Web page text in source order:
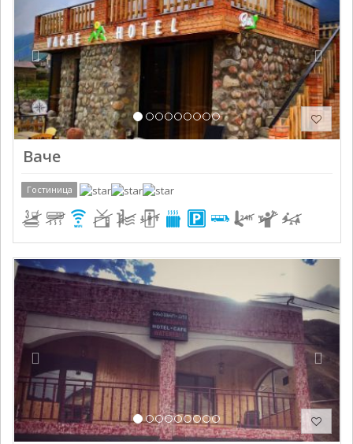
Ваче
Гостиница
Previous Next